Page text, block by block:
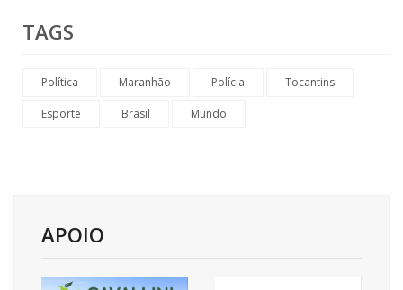
TAGS
Política Maranhão Polícia Tocantins
Esporte Brasil Mundo
APOIO